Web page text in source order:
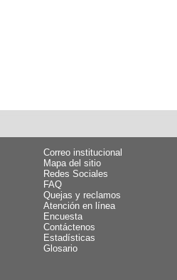
Correo institucional
Mapa del sitio
Redes Sociales
FAQ
Quejas y reclamos
Atención en línea
Encuesta
Contáctenos
Estadísticas
Glosario